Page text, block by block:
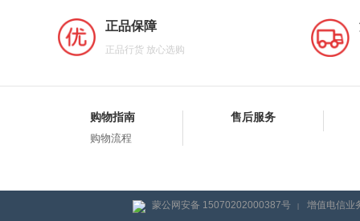
正品保障
正品行货 放心选购
购物指南
购物流程
售后服务
蒙公网安备 15070202000387号 | 增值电信业